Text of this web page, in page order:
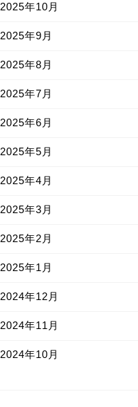
2025年10月
2025年9月
2025年8月
2025年7月
2025年6月
2025年5月
2025年4月
2025年3月
2025年2月
2025年1月
2024年12月
2024年11月
2024年10月